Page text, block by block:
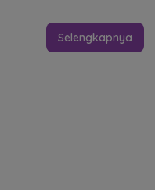
Selengkapnya